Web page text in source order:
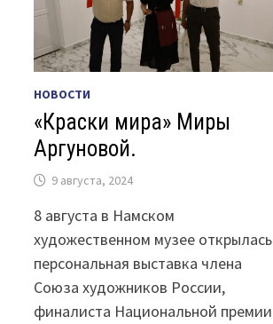
НОВОСТИ
«Краски мира» Миры
Аргуновой.
9 августа, 2024
8 августа в Намском
художественном музее открылась
персональная выставка члена
Союза художников России,
финалиста Национальной премии